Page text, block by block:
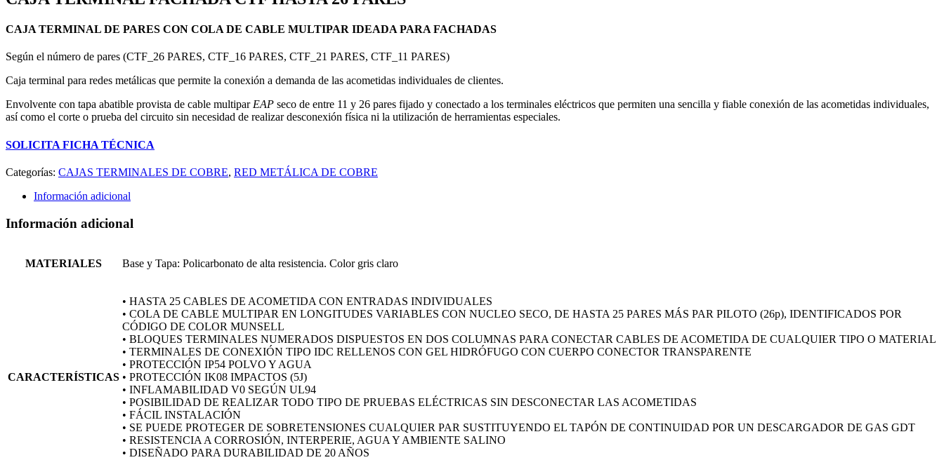
CAJA TERMINAL DE PARES CON COLA DE CABLE MULTIPAR IDEADA PARA FACHADAS
Según el número de pares (CTF_26 PARES, CTF_16 PARES, CTF_21 PARES, CTF_11 PARES)
Caja terminal para redes metálicas que permite la conexión a demanda de las acometidas individuales de clientes.
Envolvente con tapa abatible provista de cable multipar EAP seco de entre 11 y 26 pares fijado y conectado a los terminales eléctricos que permiten una sencilla y fiable conexión de las acometidas individuales,
así como el corte o prueba del circuito sin necesidad de realizar desconexión física ni la utilización de herramientas especiales.
SOLICITA FICHA TÉCNICA
Categorías: CAJAS TERMINALES DE COBRE, RED METÁLICA DE COBRE
Información adicional
Información adicional
MATERIALES Base y Tapa: Policarbonato de alta resistencia. Color gris claro
CARACTERÍSTICAS
• HASTA 25 CABLES DE ACOMETIDA CON ENTRADAS INDIVIDUALES
• COLA DE CABLE MULTIPAR EN LONGITUDES VARIABLES CON NUCLEO SECO, DE HASTA 25 PARES MÁS PAR PILOTO (26p), IDENTIFICADOS POR
CÓDIGO DE COLOR MUNSELL
• BLOQUES TERMINALES NUMERADOS DISPUESTOS EN DOS COLUMNAS PARA CONECTAR CABLES DE ACOMETIDA DE CUALQUIER TIPO O MATERIAL
• TERMINALES DE CONEXIÓN TIPO IDC RELLENOS CON GEL HIDRÓFUGO CON CUERPO CONECTOR TRANSPARENTE
• PROTECCIÓN IP54 POLVO Y AGUA
• PROTECCIÓN IK08 IMPACTOS (5J)
• INFLAMABILIDAD V0 SEGÚN UL94
• POSIBILIDAD DE REALIZAR TODO TIPO DE PRUEBAS ELÉCTRICAS SIN DESCONECTAR LAS ACOMETIDAS
• FÁCIL INSTALACIÓN
• SE PUEDE PROTEGER DE SOBRETENSIONES CUALQUIER PAR SUSTITUYENDO EL TAPÓN DE CONTINUIDAD POR UN DESCARGADOR DE GAS GDT
• RESISTENCIA A CORROSIÓN, INTERPERIE, AGUA Y AMBIENTE SALINO
• DISEÑADO PARA DURABILIDAD DE 20 AÑOS